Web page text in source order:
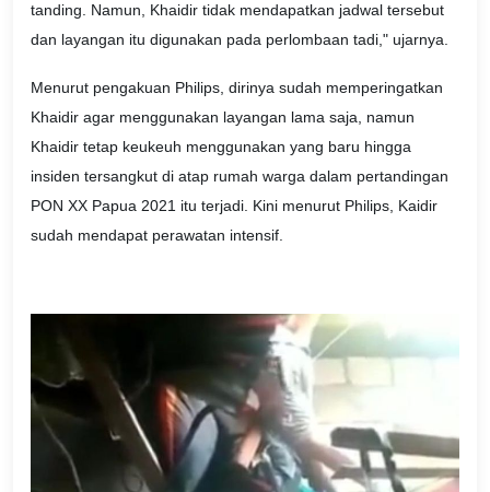
tanding. Namun, Khaidir tidak mendapatkan jadwal tersebut
dan layangan itu digunakan pada perlombaan tadi," ujarnya.
Menurut pengakuan Philips, dirinya sudah memperingatkan
Khaidir agar menggunakan layangan lama saja, namun
Khaidir tetap keukeuh menggunakan yang baru hingga
insiden tersangkut di atap rumah warga dalam pertandingan
PON XX Papua 2021 itu terjadi. Kini menurut Philips, Kaidir
sudah mendapat perawatan intensif.